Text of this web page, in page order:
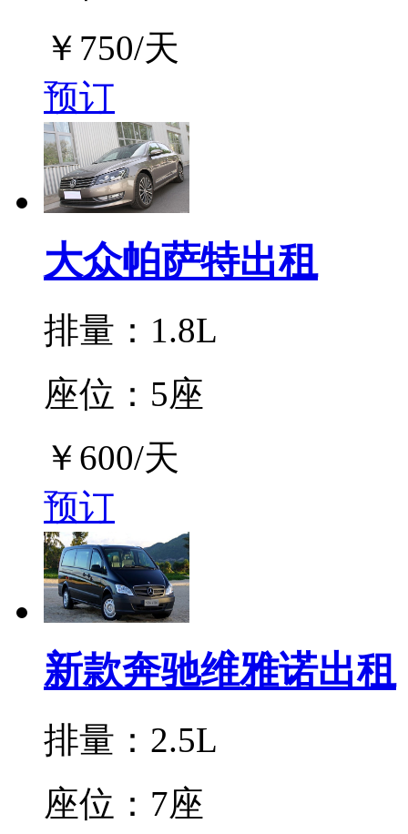
￥ 750/天
预订
大众帕萨特出租
排量：1.8L
座位：5座
￥ 600/天
预订
新款奔驰维雅诺出租
排量：2.5L
座位：7座